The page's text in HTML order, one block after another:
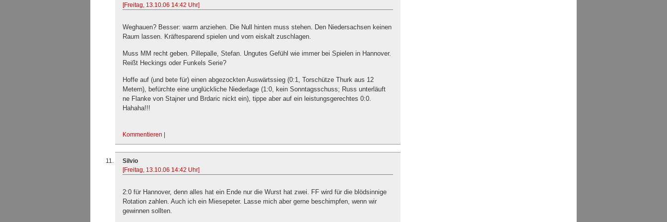
[Freitag, 13.10.06 14:42 Uhr]
Weghauen? Besser: warm anziehen. Die Null hinten muss stehen. Den Niedersachsen keinen
Raum lassen. Kräftesparend spielen und vorn eiskalt zuschlagen.
Muss MM recht geben. Pillepalle, Stefan. Ungutes Gefühl wie immer bei Spielen in Hannover.
Reißt Heckings oder Funkels Serie?
Hoffe auf (und bete für) einen abgezockten Auswärtssieg (0:1, Torschütze Thurk aus 12
Metern), befürchte eine unglückliche Niederlage (1:0, kein Sonntagsschuss; Russ unterläuft
ne Flanke von Stajner und Brdaric nickt ein), tippe aber auf ein leistungsgerechtes 0:0.
Hahaha!!!
Kommentieren
Silvio
[Freitag, 13.10.06 14:42 Uhr]
2:0 für Hannover, denn alles hat ein Ende nur die Wurst hat zwei. FF wird für die blödsinnige
Rotation zahlen. Auch ich ein Miesepeter. Lasse mich aber gerne beschimpfen, wenn wir
gewinnen sollten.